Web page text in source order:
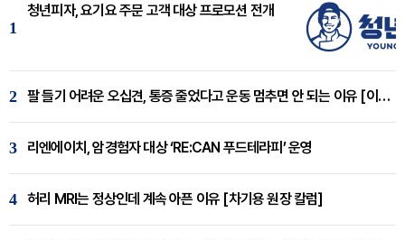
1
청년피자, 요기요 주문 고객 대상 프로모션 전개
2 팔 들기 어려운 오십견, 통증 줄었다고 운동 멈추면 안 되는 이유 [이병욱 원장 칼럼]
3 리엔에이치, 암경험자 대상 ‘RE:CAN 푸드테라피’ 운영
4 허리 MRI는 정상인데 계속 아픈 이유 [차기용 원장 칼럼]